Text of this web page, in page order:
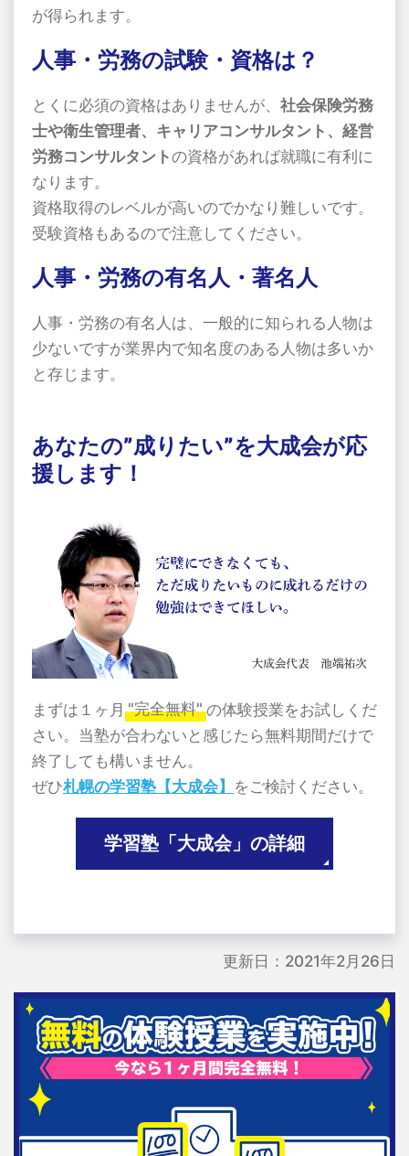
が得られます。
人事・労務の試験・資格は？
とくに必須の資格はありませんが、 社会保険労務
士や衛生管理者、キャリアコンサルタント、経営
労務コンサルタントの資格があれば就職に有利に
なります。
資格取得のレベルが高いのでかなり難しいです。
受験資格もあるので注意してください。
人事・労務の有名人・著名人
人事・労務の有名人は、一般的に知られる人物は
少ないですが業界内で知名度のある人物は多いか
と存じます。
あなたの”成りたい”を大成会が応
援します！
まずは１ヶ月 "完全無料"の体験授業をお試しくだ
さい。当塾が合わないと感じたら無料期間だけで
終了しても構いません。
ぜひ札幌の学習塾【大成会】 をご検討ください。
学習塾「大成会」の詳細
更新日：2021年2月26日